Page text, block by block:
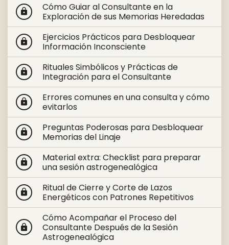
lock
Cómo Guiar al Consultante en la
Exploración de sus Memorias Heredadas
lock
Ejercicios Prácticos para Desbloquear
Información Inconsciente
lock
Rituales Simbólicos y Prácticas de
Integración para el Consultante
lock
Errores comunes en una consulta y cómo
evitarlos
lock
Preguntas Poderosas para Desbloquear
Memorias del Linaje
lock
Material extra: Checklist para preparar
una sesión astrogenealógica
lock
Ritual de Cierre y Corte de Lazos
Energéticos con Patrones Repetitivos
lock
Cómo Acompañar el Proceso del
Consultante Después de la Sesión
Astrogenealógica